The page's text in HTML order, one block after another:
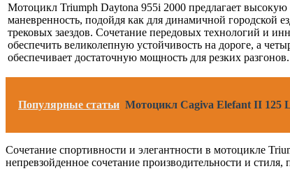
Мотоцикл Triumph Daytona 955i 2000 предлагает высокую
маневренность, подойдя как для динамичной городской
трековых заездов. Сочетание передовых технологий и
обеспечить великолепную устойчивость на дороге, а
обеспечивает достаточную мощность для резких разгонов.
Популярные статьи Мотоцикл Cagiva Elefant II 125
Сочетание спортивности и элегантности в мотоцикле
непревзойденное сочетание производительности и